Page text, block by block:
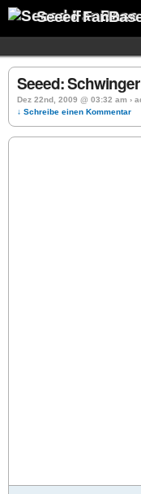
Seeed
Seeed: Schwinger
Dez 22nd, 2009 @ 03:32 am ›
↓ Schreibe einen Kommentar